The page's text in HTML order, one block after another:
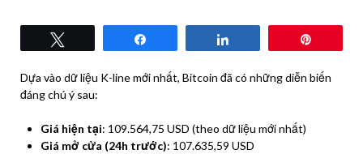
Dựa vào dữ liệu K-line mới nhất, Bitcoin đã có những diễn biến
đáng chú ý sau:
Giá hiện tại: 109.564,75 USD (theo dữ liệu mới nhất)
Giá mở cửa (24h trước): 107.635,59 USD